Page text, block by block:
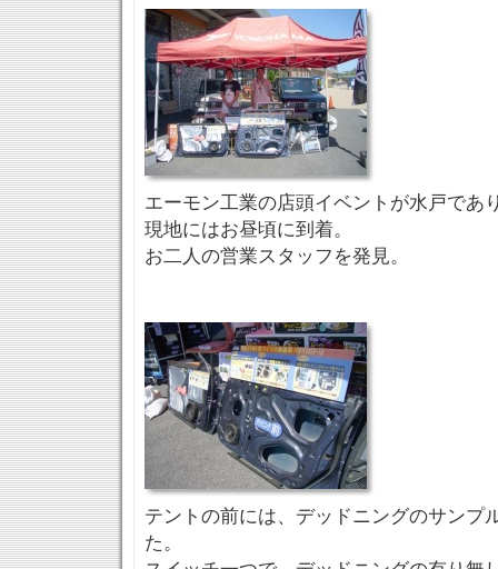
エーモン工業の店頭イベントが水戸であ
現地にはお昼頃に到着。
お二人の営業スタッフを発見。
テントの前には、デッドニングのサンプ
た。